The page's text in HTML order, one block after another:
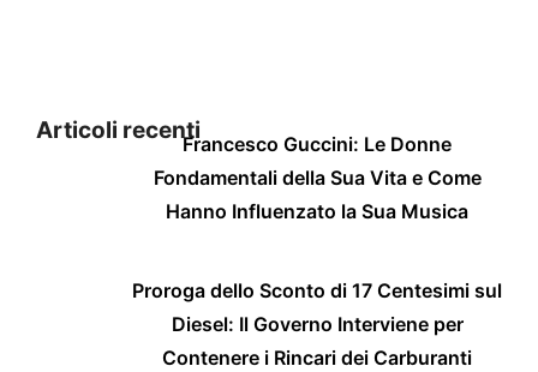
Articoli recentiFrancesco Guccini: Le Donne
Fondamentali della Sua Vita e Come
Hanno Influenzato la Sua Musica
Proroga dello Sconto di 17 Centesimi sul
Diesel: Il Governo Interviene per
Contenere i Rincari dei Carburanti